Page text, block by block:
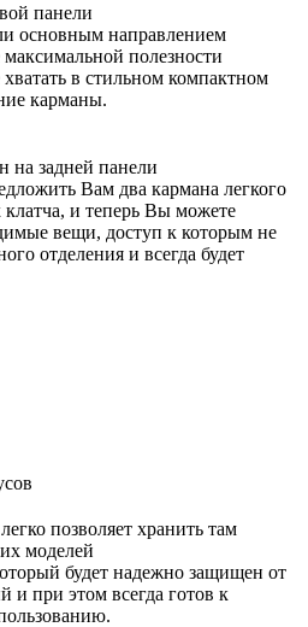
панели
основным направлением
полезности
в стильном компактном
карманы.
задней панели
Вам два кармана легкого
клатча, и теперь Вы можете
вещи, доступ к которым не
отделения и всегда будет
позволяет хранить там
моделей
будет надежно защищен от
и при этом всегда готов к